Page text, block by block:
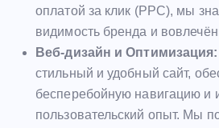
оплатой за клик (PPC), мы
видимость бренда и
Веб-дизайн и Оптимизация:
стильный и удобный сайт,
бесперебойную навигацию и
пользовательский опыт. Мы